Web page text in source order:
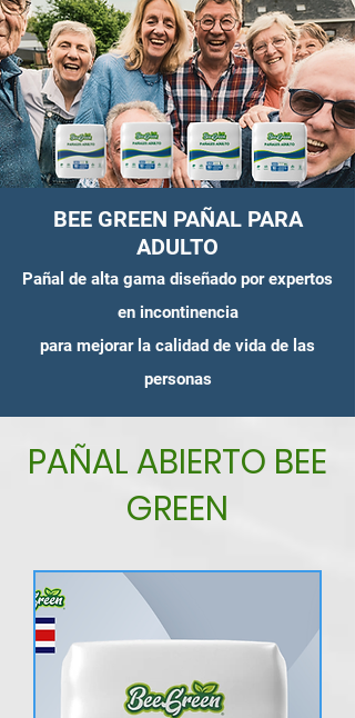
BEE GREEN PAÑAL PARA
ADULTO
Pañal de alta gama diseñado por expertos
en incontinencia
para mejorar la calidad de vida de las
personas
PAÑAL ABIERTO BEE
GREEN